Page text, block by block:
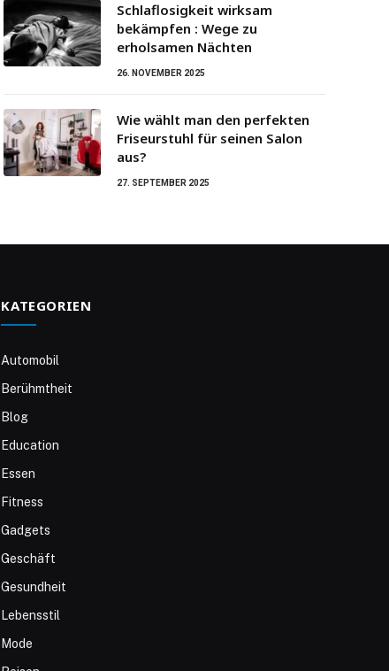
Schlaflosigkeit wirksam
bekämpfen : Wege zu
erholsamen Nächten
26. NOVEMBER 2025
Wie wählt man den perfekten
Friseurstuhl für seinen Salon
aus?
27. SEPTEMBER 2025
KATEGORIEN
Automobil
Berühmtheit
Blog
Education
Essen
Fitness
Gadgets
Geschäft
Gesundheit
Lebensstil
Mode